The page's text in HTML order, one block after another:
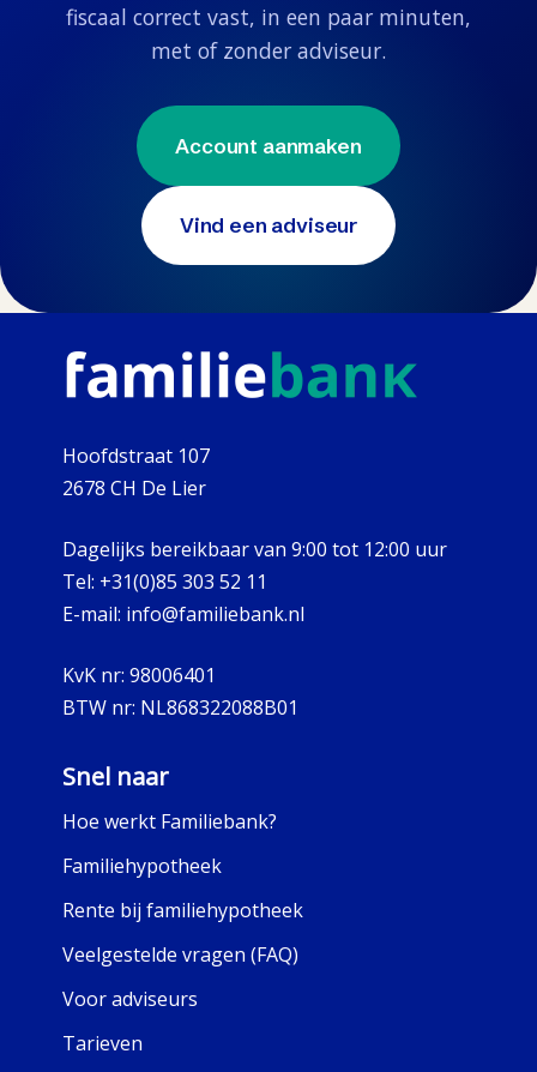
fiscaal correct vast, in een paar minuten,
met of zonder adviseur.
Account aanmaken
Vind een adviseur
Hoofdstraat 107
2678 CH De Lier
Dagelijks bereikbaar van 9:00 tot 12:00 uur
Tel: +31(0)85 303 52 11
E-mail: info@familiebank.nl
KvK nr: 98006401
BTW nr: NL868322088B01
Snel naar
Hoe werkt Familiebank?
Familiehypotheek
Rente bij familiehypotheek
Veelgestelde vragen (FAQ)
Voor adviseurs
Tarieven